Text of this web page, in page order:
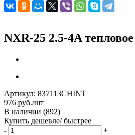
NXR-25 2.5-4A
Артикул: 837113CHINT
976 руб./шт
В наличии (892)
Купить дешевле/ быстрее
-
+